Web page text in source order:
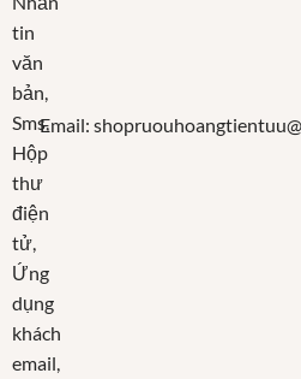
Email: